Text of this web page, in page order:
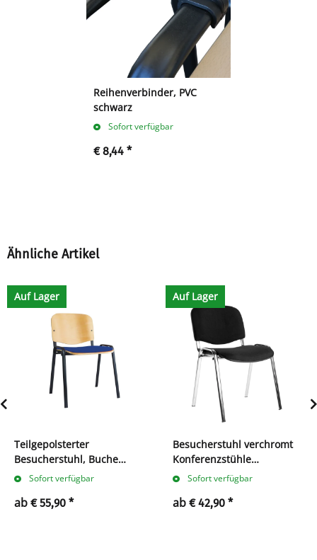
Reihenverbinder, PVC
schwarz
Sofort verfügbar
€ 8,44 *
Ähnliche Artikel
Auf Lager
Teilgepolsterter
Besucherstuhl, Buche
Schichtholz
Sofort verfügbar
ab € 55,90 *
Auf Lager
Besucherstuhl verchromt
Konferenzstühle
Büromöbel stapelbar
Sofort verfügbar
ab € 42,90 *